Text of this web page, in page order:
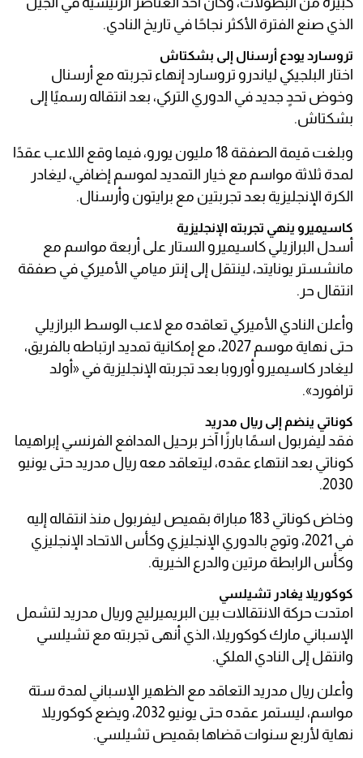
الذي صنع الفترة الأكثر نجاحًا في تاريخ النادي.
تروسارد يودع أرسنال إلى بشكتاش
اختار البلجيكي لياندرو تروسارد إنهاء تجربته مع أرسنال
وخوض تحدٍ جديد في الدوري التركي، بعد انتقاله رسميًا إلى
بشكتاش.
وبلغت قيمة الصفقة 18 مليون يورو، فيما وقع اللاعب عقدًا
لمدة ثلاثة مواسم مع خيار التمديد لموسم إضافي، ليغادر
الكرة الإنجليزية بعد تجربتين مع برايتون وأرسنال.
كاسيميرو ينهي تجربته الإنجليزية
أسدل البرازيلي كاسيميرو الستار على أربعة مواسم مع
مانشستر يونايتد، لينتقل إلى إنتر ميامي الأميركي في صفقة
انتقال حر.
وأعلن النادي الأميركي تعاقده مع لاعب الوسط البرازيلي
حتى نهاية موسم 2027، مع إمكانية تمديد ارتباطه بالفريق،
ليغادر كاسيميرو أوروبا بعد تجربته الإنجليزية في «أولد
ترافورد».
كوناتي ينضم إلى ريال مدريد
فقد ليفربول اسمًا بارزًا آخر برحيل المدافع الفرنسي إبراهيما
كوناتي بعد انتهاء عقده، ليتعاقد معه ريال مدريد حتى يونيو
2030.
وخاض كوناتي 183 مباراة بقميص ليفربول منذ انتقاله إليه
في 2021، وتوج بالدوري الإنجليزي وكأس الاتحاد الإنجليزي
وكأس الرابطة مرتين والدرع الخيرية.
كوكوريلا يغادر تشيلسي
امتدت حركة الانتقالات بين البريميرليج وريال مدريد لتشمل
الإسباني مارك كوكوريلا، الذي أنهى تجربته مع تشيلسي
وانتقل إلى النادي الملكي.
وأعلن ريال مدريد التعاقد مع الظهير الإسباني لمدة ستة
مواسم، ليستمر عقده حتى يونيو 2032، ويضع كوكوريلا
نهاية لأربع سنوات قضاها بقميص تشيلسي.